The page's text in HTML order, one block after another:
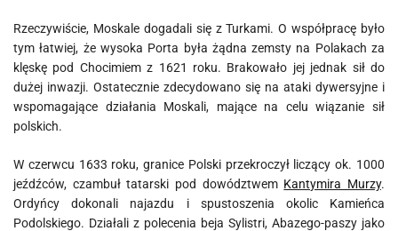
Rzeczywiście, Moskale dogadali się z Turkami. O współpracę było
tym łatwiej, że wysoka Porta była żądna zemsty na Polakach za
klęskę pod Chocimiem z 1621 roku. Brakowało jej jednak sił do
dużej inwazji. Ostatecznie zdecydowano się na ataki dywersyjne i
wspomagające działania Moskali, mające na celu wiązanie sił
polskich.
W czerwcu 1633 roku, granice Polski przekroczył liczący ok. 1000
jeźdźców, czambuł tatarski pod dowództwem Kantymira Murzy.
Ordyńcy dokonali najazdu i spustoszenia okolic Kamieńca
Podolskiego. Działali z polecenia beja Sylistri, Abazego-paszy jako